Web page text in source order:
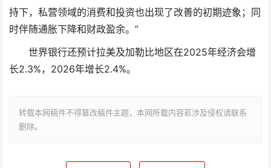
持下，私营领域的消费和投资也出现了改善的初期迹象；同
时伴随通胀下降和财政盈余。”
世界银行还预计拉美及加勒比地区在2025年经济会增
长2.3%，2026年增长2.4%。
转载本网稿件不得篡改稿件主题，本网所载内容若涉及侵权请联系
删除。